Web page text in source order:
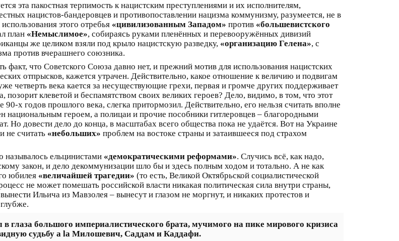
эта пакостная терпимость к нацистским преступлениями и их исполнителям,
нацистов-бандеровцев и противопоставлении нацизма коммунизму, разумеется, не в
этого отребья «цивилизованным Западом» против «большевистского
план «Немыслимое», собираясь руками пленённых и перевооружённых дивизий
же целиком взяли под крыло нацистскую разведку, «организацию Гелена», с
против вчерашнего союзника.
факт, что Советского Союза давно нет, и прежний мотив для использования нацистских
отпрысков, кажется утрачен. Действительно, какое отношение к величию и подвигам
четверть века кается за несуществующие грехи, первая и громче других поддерживает
клеветой и беспамятством своих великих героев? Дело, видимо, в том, что этот
90-х годов прошлого века, слегка притормозил. Действительно, его нельзя считать вполне
национальным героем, а полицаи и прочие пособники гитлеровцев – благородными
Но довести дело до конца, в масштабах всего общества пока не удаётся. Вот на Украине
не считать «небольших» проблем на востоке страны и затаившееся под страхом
называлось ельцинистами «демократическими реформами». Случись всё, как надо,
закон, и дело декоммунизации шло бы и здесь полным ходом и тотально. А не как
юбилея «величайшей трагедии» (то есть, Великой Октябрьской социалистической
не может помешать российской власти никакая политическая сила внутри страны,
Ильича из Мавзолея – вынесут и глазом не моргнут, и никаких протестов и
в глаза большого империалистического брата, мучимого на пике мирового кризиса
судьбу a la Милошевич, Саддам и Каддафи.